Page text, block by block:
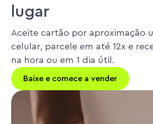
lugar
Aceite cartão por aproximação
celular, parcele em até 12x e
na hora ou em 1 dia útil.
Baixe e comece a vender